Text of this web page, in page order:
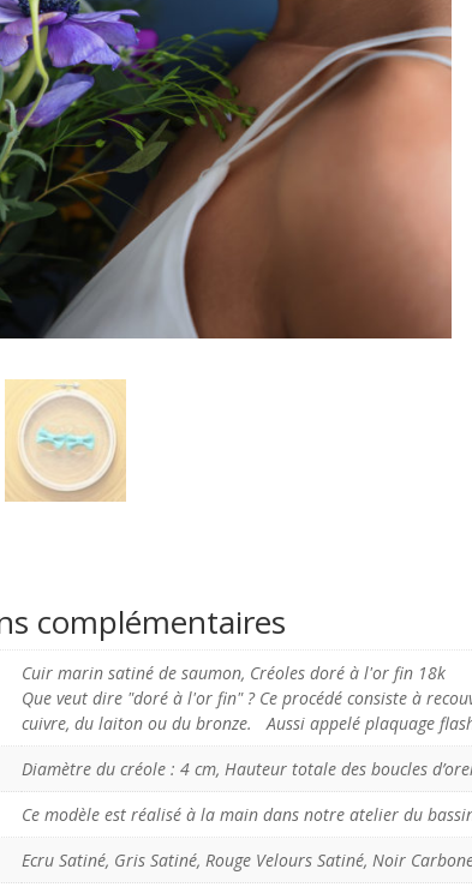
complémentaires
Cuir marin satiné de saumon, Créoles doré à l'or fin 18k
Que veut dire "doré à l'or fin" ? Ce procédé consiste à
cuivre, du laiton ou du bronze. Aussi appelé plaquage
Diamètre du créole : 4 cm, Hauteur totale des boucles
Ce modèle est réalisé à la main dans notre atelier du
Ecru Satiné, Gris Satiné, Rouge Velours Satiné, Noir